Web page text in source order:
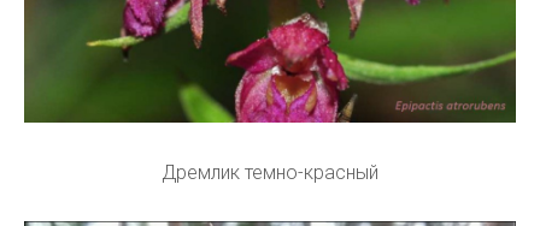
Дремлик темно-красный